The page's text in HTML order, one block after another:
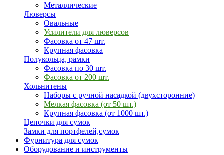
Металлические
Люверсы
Овальные
Усилители для люверсов
Фасовка от 47 шт.
Крупная фасовка
Полукольца, рамки
Фасовка по 30 шт.
Фасовка от 200 шт.
Хольнитены
Наборы с ручной насадкой (двухсторонние)
Мелкая фасовка (от 50 шт.)
Крупная фасовка (от 1000 шт.)
Цепочки для сумок
Замки для портфелей,сумок
Фурнитура для сумок
Оборудование и инструменты